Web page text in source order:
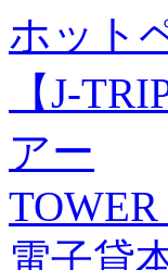
ホット
【J-
アー
電子貸